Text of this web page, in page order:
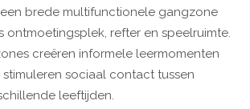
brede multifunctionele gangzone
ontmoetingsplek, refter en speelruimte.
creëren informele leermomenten
sociaal contact tussen
leeftijden.